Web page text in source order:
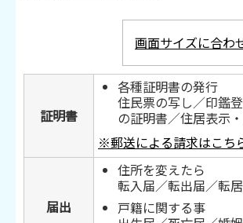
画面サイズに合わ
証明書
各種証明書の発行
住民票の写し／印鑑
の証明書／住居表示
※郵送による請求はこち
届出
住所を変えたら
転入届／転出届／転
戸籍に関する事